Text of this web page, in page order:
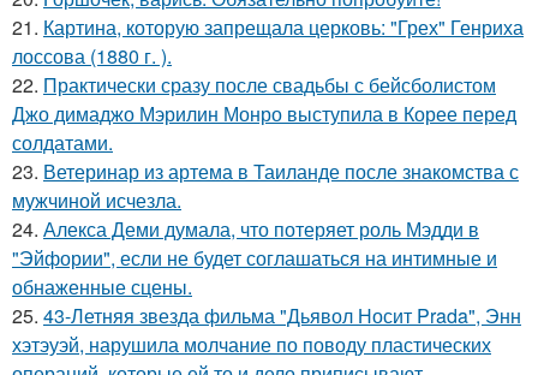
21. Картина, которую запрещала церковь: "Грех" Генриха
лоссова (1880 г. ).
22. Практически сразу после свадьбы с бейсболистом
Джо димаджо Мэрилин Монро выступила в Корее перед
солдатами.
23. Ветеринар из артема в Таиланде после знакомства с
мужчиной исчезла.
24. Алекса Деми думала, что потеряет роль Мэдди в
"Эйфории", если не будет соглашаться на интимные и
обнаженные сцены.
25. 43-Летняя звезда фильма "Дьявол Носит Prada", Энн
хэтэуэй, нарушила молчание по поводу пластических